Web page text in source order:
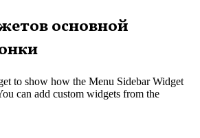
основной
to show how the Menu Sidebar Widget
can add custom widgets from the